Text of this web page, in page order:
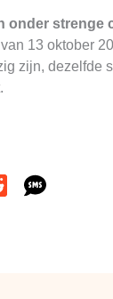
onder strenge
13 oktober
zijn, dezelfde